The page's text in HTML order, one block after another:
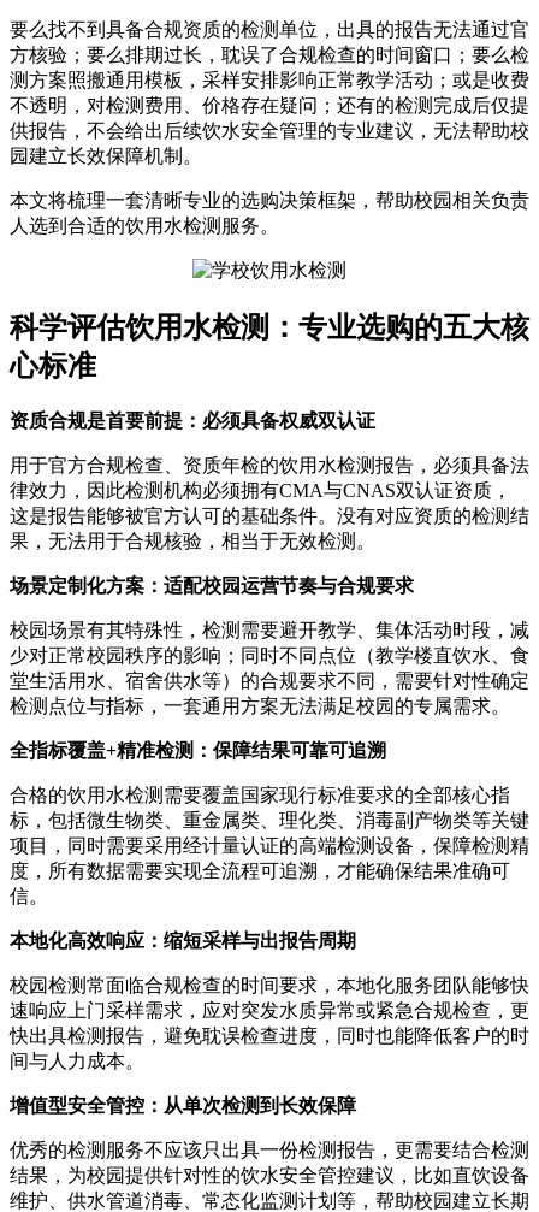
要么找不到具备合规资质的检测单位，出具的报告无法通过官
方核验；要么排期过长，耽误了合规检查的时间窗口；要么检
测方案照搬通用模板，采样安排影响正常教学活动；或是收费
不透明，对检测费用、价格存在疑问；还有的检测完成后仅提
供报告，不会给出后续饮水安全管理的专业建议，无法帮助校
园建立长效保障机制。
本文将梳理一套清晰专业的选购决策框架，帮助校园相关负责
人选到合适的饮用水检测服务。
科学评估饮用水检测：专业选购的五大核
心标准
资质合规是首要前提：必须具备权威双认证
用于官方合规检查、资质年检的饮用水检测报告，必须具备法
律效力，因此检测机构必须拥有CMA与CNAS双认证资质，
这是报告能够被官方认可的基础条件。没有对应资质的检测结
果，无法用于合规核验，相当于无效检测。
场景定制化方案：适配校园运营节奏与合规要求
校园场景有其特殊性，检测需要避开教学、集体活动时段，减
少对正常校园秩序的影响；同时不同点位（教学楼直饮水、食
堂生活用水、宿舍供水等）的合规要求不同，需要针对性确定
检测点位与指标，一套通用方案无法满足校园的专属需求。
全指标覆盖+精准检测：保障结果可靠可追溯
合格的饮用水检测需要覆盖国家现行标准要求的全部核心指
标，包括微生物类、重金属类、理化类、消毒副产物类等关键
项目，同时需要采用经计量认证的高端检测设备，保障检测精
度，所有数据需要实现全流程可追溯，才能确保结果准确可
信。
本地化高效响应：缩短采样与出报告周期
校园检测常面临合规检查的时间要求，本地化服务团队能够快
速响应上门采样需求，应对突发水质异常或紧急合规检查，更
快出具检测报告，避免耽误检查进度，同时也能降低客户的时
间与人力成本。
增值型安全管控：从单次检测到长效保障
优秀的检测服务不应该只出具一份检测报告，更需要结合检测
结果，为校园提供针对性的饮水安全管控建议，比如直饮设备
维护、供水管道消毒、常态化监测计划等，帮助校园建立长期